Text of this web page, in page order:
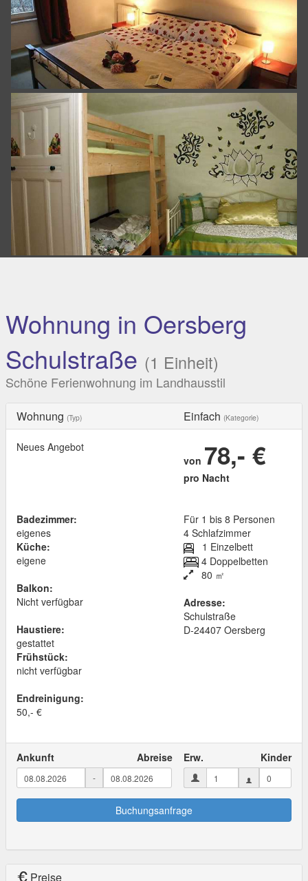
Wohnung in Oersberg
Schulstraße (1 Einheit)
Schöne Ferienwohnung im Landhausstil
Wohnung (Typ) Einfach (Kategorie)
Neues Angebot
von 78,- €
pro Nacht
Badezimmer:
eigenes
Küche:
eigene
Balkon:
Nicht verfügbar
Haustiere:
gestattet
Frühstück:
nicht verfügbar
Endreinigung:
50,- €
Für 1 bis 8 Personen
4 Schlafzimmer
1 Einzelbett
4 Doppelbetten
80 ㎡
Adresse:
Schulstraße
D-24407Oersberg
Ankunft Abreise
-
Erw. Kinder
Buchungsanfrage
Preise